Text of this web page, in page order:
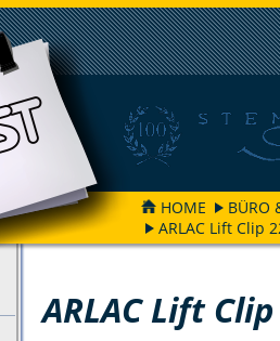
HOME
BÜRO
ARLAC Lift Clip
ARLAC Lift